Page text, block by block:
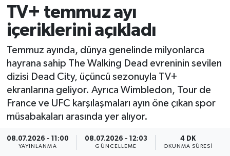
TV+ temmuz ayı
içeriklerini açıkladı
Temmuz ayında, dünya genelinde milyonlarca
hayrana sahip The Walking Dead evreninin sevilen
dizisi Dead City, üçüncü sezonuyla TV+
ekranlarına geliyor. Ayrıca Wimbledon, Tour de
France ve UFC karşılaşmaları ayın öne çıkan spor
müsabakaları arasında yer alıyor.
08.07.2026 - 11:00
YAYINLANMA
08.07.2026 - 12:03
GÜNCELLEME
4 DK
OKUNMA SÜRESI
Rize Jandarma Komutanlığı
Bilim Teknoloji
Bölge
Advertising news
Canlı Maç
ÇEVRE
Süper Lig Puan Durumu ve Fikstür
Tüm Manşetler
Son Dakika Haberleri
Haber Arşivi